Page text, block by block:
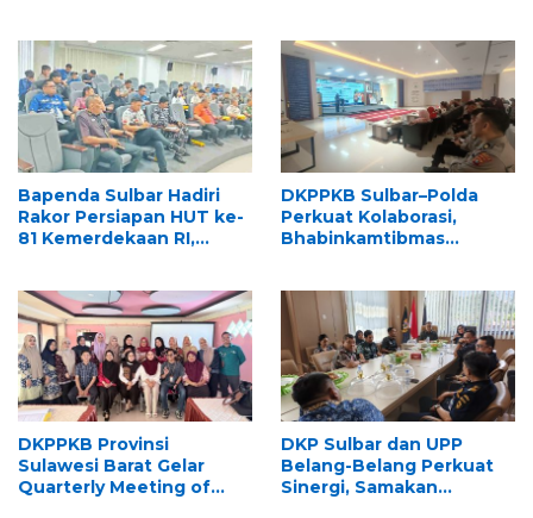
Penyelesaian
Rekomendasi
Bapenda Sulbar Hadiri
Rakor Persiapan HUT ke-
81 Kemerdekaan RI,
Sulawesi Barat
DKPPKB Sulbar–Polda
Perkuat Kolaborasi,
Bhabinkamtibmas
Penanggulangan TBC
DKPPKB Provinsi
Sulawesi Barat Gelar
Quarterly Meeting of
DKP Sulbar dan UPP
Belang-Belang Perkuat
Sinergi, Samakan